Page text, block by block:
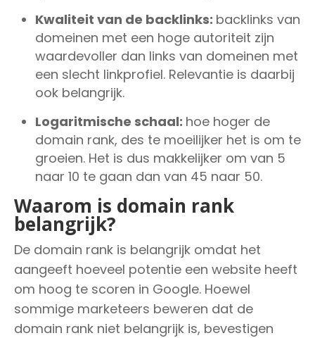
Kwaliteit van de backlinks: backlinks van
domeinen met een hoge autoriteit zijn
waardevoller dan links van domeinen met
een slecht linkprofiel. Relevantie is daarbij
ook belangrijk.
Logaritmische schaal: hoe hoger de
domain rank, des te moeilijker het is om te
groeien. Het is dus makkelijker om van 5
naar 10 te gaan dan van 45 naar 50.
Waarom is domain rank
belangrijk?
De domain rank is belangrijk omdat het
aangeeft hoeveel potentie een website heeft
om hoog te scoren in Google. Hoewel
sommige marketeers beweren dat de
domain rank niet belangrijk is, bevestigen